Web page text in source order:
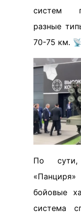
систем
разные
70-75 км.
По сути,
бойовые
система